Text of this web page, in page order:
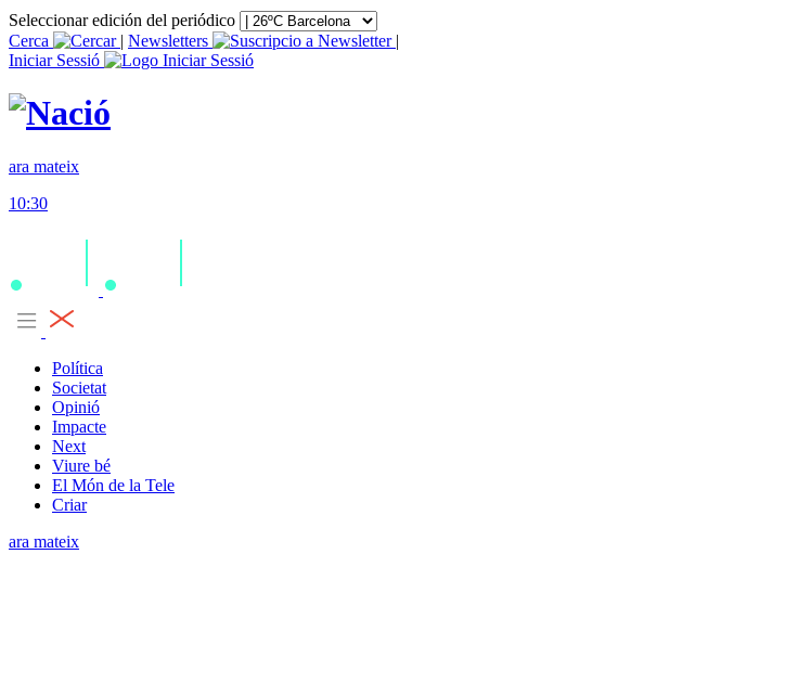
Seleccionar edición del periódico
Cerca
| Newsletters
|
Iniciar Sessió
ara mateix
10:30
Política
Societat
Opinió
Impacte
Next
Viure bé
El Món de la Tele
Criar
ara mateix